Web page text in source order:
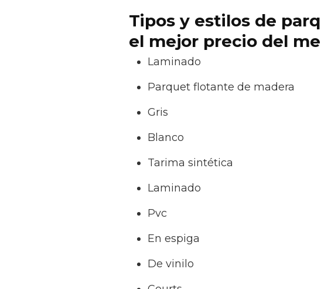
Tipos y estilos de
el mejor precio del
Laminado
Parquet flotante de madera
Gris
Blanco
Tarima sintética
Laminado
Pvc
En espiga
De vinilo